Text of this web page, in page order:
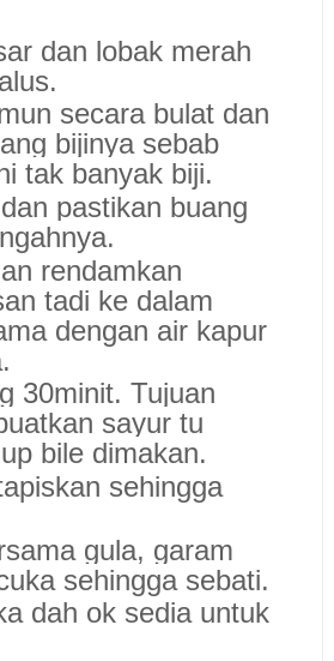
dan lobak merah
secara bulat dan
bijinya sebab
tak banyak biji.
pastikan buang
rendamkan
tadi ke dalam
dengan air kapur
30minit. Tujuan
sayur tu
bile dimakan.
sehingga
gula, garam
sehingga sebati.
dah ok sedia untuk